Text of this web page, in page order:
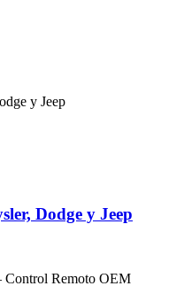
Dodge y Jeep